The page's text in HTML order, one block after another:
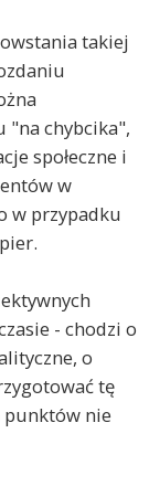
takiej
"na chybcika",
społeczne i
w
w przypadku
- chodzi o
o
tę
punktów nie